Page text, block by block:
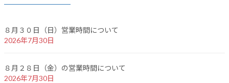
８月３０日（日）営業時間について
2026年7月30日
８月２８日（金）の営業時間について
2026年7月30日